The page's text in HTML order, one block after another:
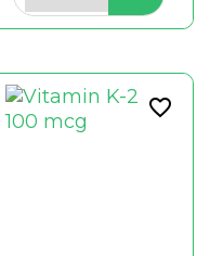
favorite_border